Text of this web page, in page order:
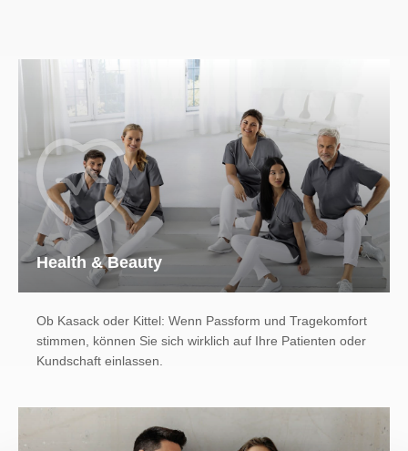
Health & Beauty
Ob Kasack oder Kittel: Wenn Passform und Tragekomfort
stimmen, können Sie sich wirklich auf Ihre Patienten oder
Kundschaft einlassen.